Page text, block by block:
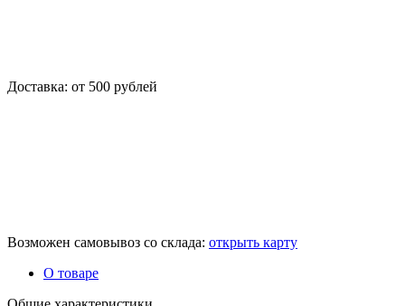
Доставка: от 500 рублей
Возможен самовывоз со склада: открыть карту
О товаре